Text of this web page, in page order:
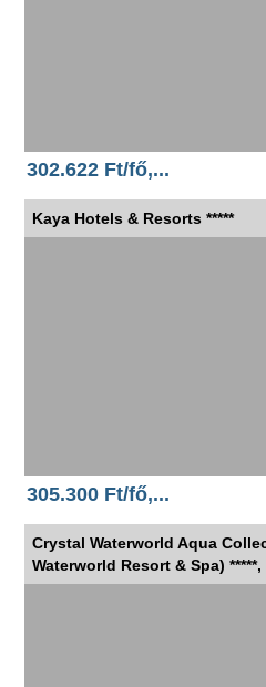
302.622 Ft/fő,...
Kaya Hotels & Resorts *****
305.300 Ft/fő,...
Crystal Waterworld Aqua
Waterworld Resort & Spa)